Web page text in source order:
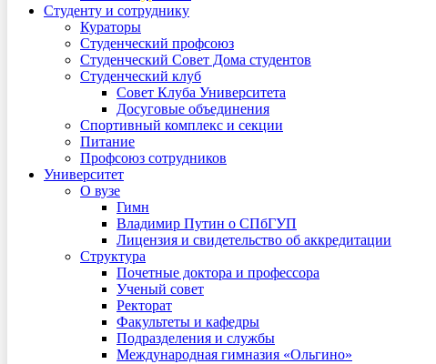
Студенту и сотруднику
Кураторы
Студенческий профсоюз
Студенческий Совет Дома студентов
Студенческий клуб
Совет Клуба Университета
Досуговые объединения
Спортивный комплекс и секции
Питание
Профсоюз сотрудников
Университет
О вузе
Гимн
Владимир Путин о СПбГУП
Лицензия и свидетельство об аккредитации
Структура
Почетные доктора и профессора
Ученый совет
Ректорат
Факультеты и кафедры
Подразделения и службы
Международная гимназия «Ольгино»